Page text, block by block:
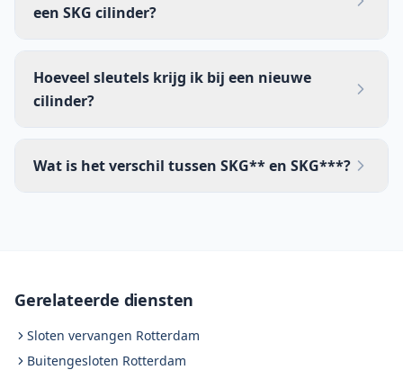
een SKG cilinder?
Hoeveel sleutels krijg ik bij een nieuwe
cilinder?
Wat is het verschil tussen SKG** en SKG***?
Gerelateerde diensten
Sloten vervangen Rotterdam
Buitengesloten Rotterdam